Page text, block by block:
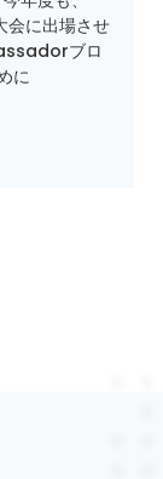
会に出場させ
ブロ
に